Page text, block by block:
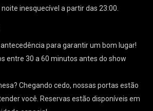
inesquecível a partir das 23:00.
antecedência para garantir um bom lugar!
entre 30 a 60 minutos antes do show
Chegando cedo, nossas portas estão
você. Reservas estão disponíveis em